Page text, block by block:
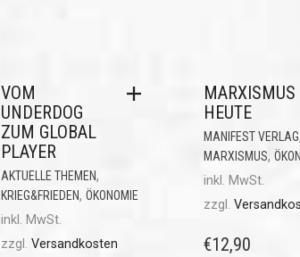
VOM
UNDERDOG
ZUM GLOBAL
PLAYER
AKTUELLE THEMEN,
KRIEG&FRIEDEN, ÖKONOMIE
inkl. MwSt.
zzgl. Versandkosten
MARXISMUS
HEUTE
MANIFEST VERLAG
MARXISMUS,
inkl. MwSt.
zzgl.
€12,90